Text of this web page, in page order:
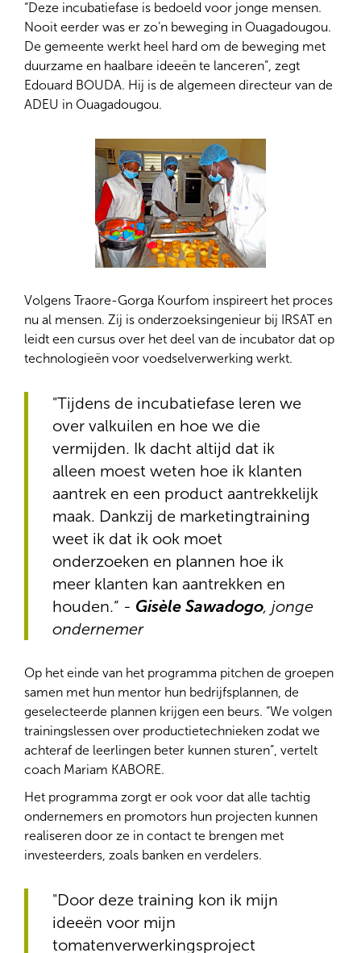
“Deze incubatiefase is bedoeld voor jonge mensen.
Nooit eerder was er zo’n beweging in Ouagadougou.
De gemeente werkt heel hard om de beweging met
duurzame en haalbare ideeën te lanceren”, zegt
Edouard BOUDA. Hij is de algemeen directeur van de
ADEU in Ouagadougou.
Volgens Traore-Gorga Kourfom inspireert het proces
nu al mensen. Zij is onderzoeksingenieur bij IRSAT en
leidt een cursus over het deel van de incubator dat op
technologieën voor voedselverwerking werkt.
"Tijdens de incubatiefase leren we
over valkuilen en hoe we die
vermijden. Ik dacht altijd dat ik
alleen moest weten hoe ik klanten
aantrek en een product aantrekkelijk
maak. Dankzij de marketingtraining
weet ik dat ik ook moet
onderzoeken en plannen hoe ik
meer klanten kan aantrekken en
houden.” - Gisèle Sawadogo, jonge
ondernemer
Op het einde van het programma pitchen de groepen
samen met hun mentor hun bedrijfsplannen, de
geselecteerde plannen krijgen een beurs. “We volgen
trainingslessen over productietechnieken zodat we
achteraf de leerlingen beter kunnen sturen”, vertelt
coach Mariam KABORE.
Het programma zorgt er ook voor dat alle tachtig
ondernemers en promotors hun projecten kunnen
realiseren door ze in contact te brengen met
investeerders, zoals banken en verdelers.
"Door deze training kon ik mijn
ideeën voor mijn
tomatenverwerkingsproject